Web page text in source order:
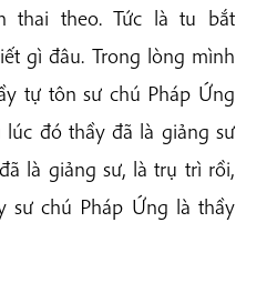
thai theo. Tức là tu bắt
gì đâu. Trong lòng mình
tự tôn sư chú Pháp Ứng
đó thầy đã là giảng sư
là giảng sư, là trụ trì rồi,
sư chú Pháp Ứng là thầy